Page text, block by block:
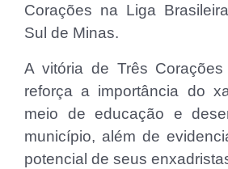
Corações na Liga
Sul de Minas.
A vitória de Três
reforça a importância do
meio de educação e
município, além de
potencial de seus